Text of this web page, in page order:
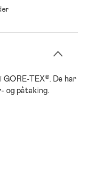
TEX®. De har
og påtaking.